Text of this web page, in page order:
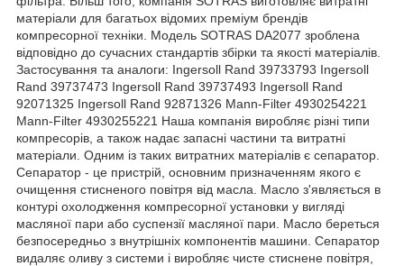
матеріали для багатьох відомих преміум брендів
компресорної техніки. Модель SOTRAS DA2077 зроблена
відповідно до сучасних стандартів збірки та якості матеріалів.
Застосування та аналоги: Ingersoll Rand 39733793 Ingersoll
Rand 39737473 Ingersoll Rand 39737493 Ingersoll Rand
92071325 Ingersoll Rand 92871326 Mann-Filter 4930254221
Mann-Filter 4930255221 Наша компанія виробляє різні типи
компресорів, а також надає запасні частини та витратні
матеріали. Одним із таких витратних матеріалів є сепаратор.
Сепаратор - це пристрій, основним призначенням якого є
очищення стисненого повітря від масла. Масло з'являється в
контурі охолодження компресорної установки у вигляді
масляної пари або суспензії масляної пари. Масло береться
безпосередньо з внутрішніх компонентів машини. Сепаратор
видаляє оливу з системи і виробляє чисте стиснене повітря,